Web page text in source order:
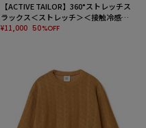
【ACTIVE TAILOR】360°ストレッチス
ラックス＜ストレッチ＞＜接触冷感＞
＜速乾＞
¥11,000 50%OFF